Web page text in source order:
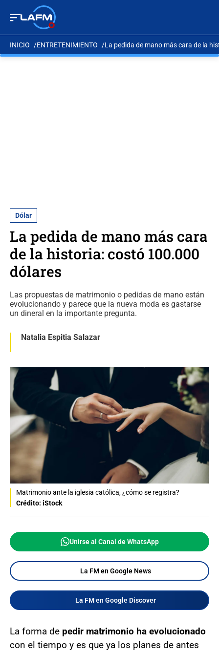
INICIO ENTRETENIMIENTO La pedida de mano más cara de la
Dólar
La pedida de mano más cara
de la historia: costó 100.000
dólares
Las propuestas de matrimonio o pedidas de mano están
evolucionando y parece que la nueva moda es gastarse
un dineral en la importante pregunta.
Natalia Espitia Salazar
Matrimonio ante la iglesia católica, ¿cómo se registra?
Crédito: iStock
Unirse al Canal de WhatsApp
La FM en Google News
La FM en Google Discover
La forma de pedir matrimonio ha evolucionado
con el tiempo y es que ya los planes de antes